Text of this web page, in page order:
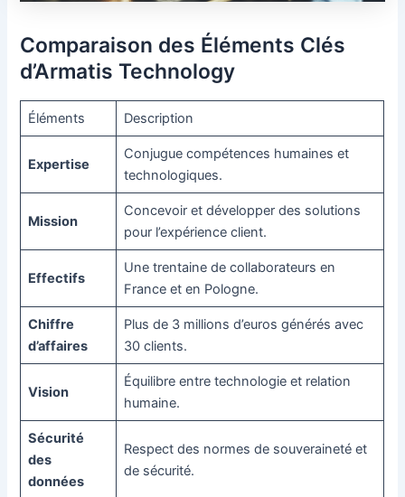
Comparaison des Éléments Clés
d’Armatis Technology
Éléments Description
Expertise
Conjugue compétences humaines et
technologiques.
Mission
Concevoir et développer des solutions
pour l’expérience client.
Effectifs
Une trentaine de collaborateurs en
France et en Pologne.
Chiffre
d’affaires
Plus de 3 millions d’euros générés avec
30 clients.
Vision
Équilibre entre technologie et relation
humaine.
Sécurité
des
données
Respect des normes de souveraineté et
de sécurité.